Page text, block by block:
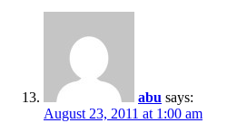
abu says:
August 23, 2011 at 1:00 am